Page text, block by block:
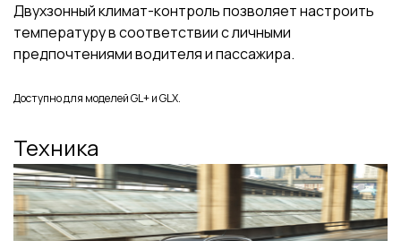
Двухзонный климат-контроль позволяет настроить
температуру в соответствии с личными
предпочтениями водителя и пассажира.
Доступно для моделей GL+ и GLX.
Техника